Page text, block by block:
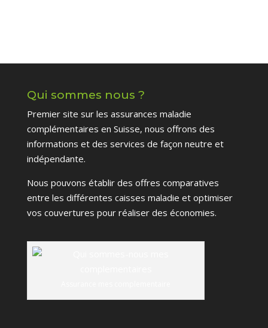
Qui sommes nous ?
Premier site sur les assurances maladie
complémentaires en Suisse, nous offrons des
informations et des services de façon neutre et
indépendante.
Nous pouvons établir des offres comparatives
entre les différentes caisses maladie et optimiser
vos couvertures pour réaliser des économies.